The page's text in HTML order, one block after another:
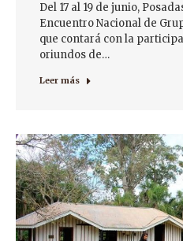
Del 17 al 19 de junio,
Encuentro Nacional de
que contará con la
oriundos de…
Leer más